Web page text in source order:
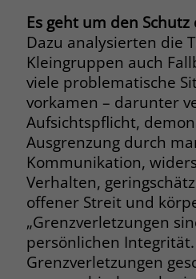
Es geht um den
Dazu analysierten die
Kleingruppen auch
viele problematische
vorkamen – darunter
Aufsichtspflicht,
Ausgrenzung durch
Kommunikation,
Verhalten,
offener Streit und
„Grenzverletzungen
persönlichen Integrität.
Grenzverletzungen
bessere,
zeigen. Das
persönlich
Informationen
nur platziert,
Unternehmen